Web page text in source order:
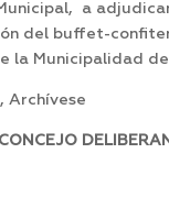
a adjudicar
del buffet-
la Municipalidad
Archívese